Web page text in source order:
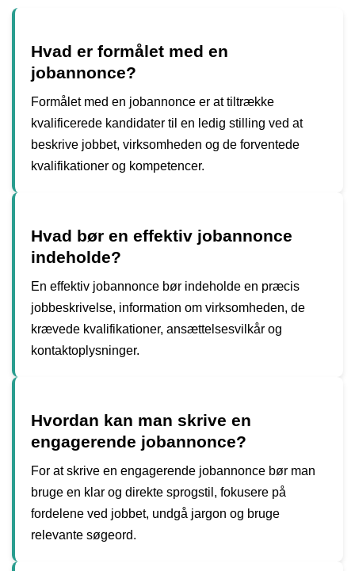
Hvad er formålet med en
jobannonce?
Formålet med en jobannonce er at tiltrække
kvalificerede kandidater til en ledig stilling ved at
beskrive jobbet, virksomheden og de forventede
kvalifikationer og kompetencer.
Hvad bør en effektiv jobannonce
indeholde?
En effektiv jobannonce bør indeholde en præcis
jobbeskrivelse, information om virksomheden, de
krævede kvalifikationer, ansættelsesvilkår og
kontaktoplysninger.
Hvordan kan man skrive en
engagerende jobannonce?
For at skrive en engagerende jobannonce bør man
bruge en klar og direkte sprogstil, fokusere på
fordelene ved jobbet, undgå jargon og bruge
relevante søgeord.